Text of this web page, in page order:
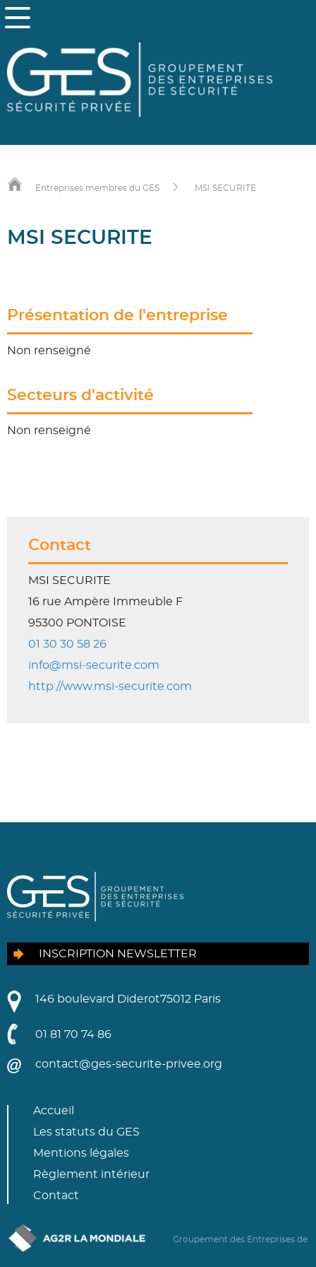
Entreprises membres du GES MSI SECURITE
MSI SECURITE
Présentation de l'entreprise
Non renseigné
Secteurs d'activité
Non renseigné
Contact
MSI SECURITE
16 rue Ampère Immeuble F
95300 PONTOISE
01 30 30 58 26
info@msi-securite.com
http://www.msi-securite.com
INSCRIPTION NEWSLETTER
146 boulevard Diderot75012 Paris
01 81 70 74 86
contact@ges-securite-privee.org
Accueil
Les statuts du GES
Mentions légales
Règlement intérieur
Contact
Groupement des Entreprises de